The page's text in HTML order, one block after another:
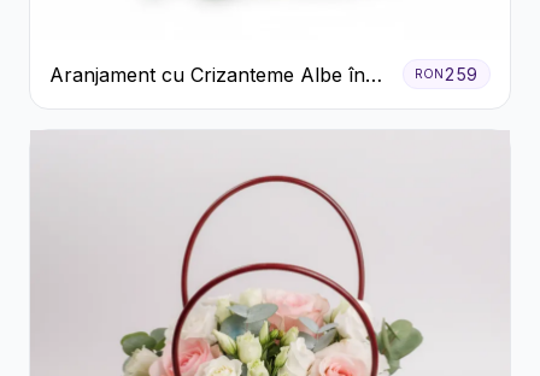
Aranjament cu Crizanteme Albe în
Cutie Galbenă
RON259